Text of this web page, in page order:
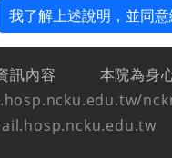
我了解上述說明，並同
訊內容
本院為身